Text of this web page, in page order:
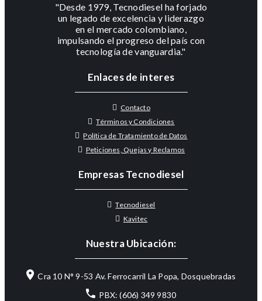
"Desde 1979, Tecnodiesel ha forjado
un legado de excelencia y liderazgo
en el mercado colombiano,
impulsando el progreso del país con
tecnología de vanguardia."
Enlaces de interes
Contacto
Términos y Condiciones
Política de Tratamiento de Datos
Peticiones, Quejas y Reclamos
Empresas Tecnodiesel
Tecnodiesel
Kavitec
Nuestra Ubicación:
Cra 10 N° 9-53 Av. Ferrocarril La Popa, Dosquebradas
PBX: (606) 349 9830